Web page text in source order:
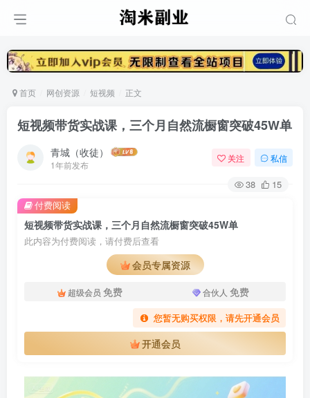
首页 网创资源 短视频 正文
短视频带货实战课，三个月自然流橱窗突破45W单
青城（收徒）
1年前发布
关注 私信
38 15
短视频带货实战课，三个月自然流橱窗突破45W单
此内容为付费阅读，请付费后查看
会员专属资源
超级会员 免费 合伙人 免费
您暂无购买权限，请先开通会员
开通会员
付费阅读